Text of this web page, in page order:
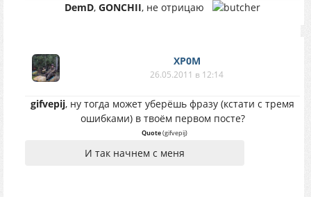
DemD, GONCHII, не отрицаю
XP0M
26.05.2011 в 12:14
gifvepij, ну тогда может уберёшь фразу (кстати с тремя
ошибками) в твоём первом посте?
Quote(gifvepij)
И так начнем с меня